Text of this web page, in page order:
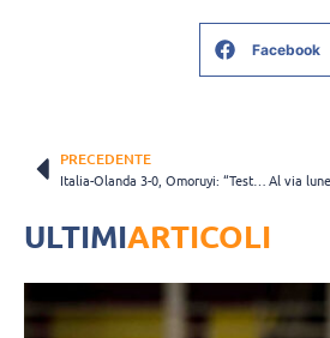
Facebook
PRECEDENTE
Italia-Olanda 3-0, Omoruyi: “Test difficilissimo, noi brave a venir fuori dai momenti di difficoltà”
ULTIMIARTICOLI